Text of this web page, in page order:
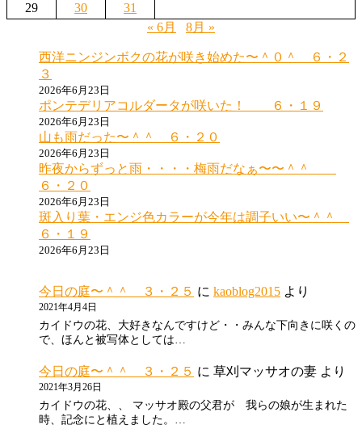
29
30
31
« 6月
8月 »
西洋ニンジンボクの花が咲き始めた〜＾０＾ ６・２
３
2026年6月23日
ポンテデリアコルダータが咲いた！ ６・１９
2026年6月23日
山も雨だった〜＾＾ ６・２０
2026年6月23日
昨夜からずっと雨・・・・梅雨だなぁ〜〜＾＾
６・２０
2026年6月23日
斑入り葉・エンジ色カラーが今年は調子いい〜＾＾
６・１９
2026年6月23日
今日の庭〜＾＾ ３・２５ に kaoblog2015 より
2021年4月4日
カイドウの花、大好きなんですけど・・みんな下向きに咲くの
で、ほんと被写体としては…
今日の庭〜＾＾ ３・２５ に 草刈マッサオの妻 より
2021年3月26日
カイドウの花、、 マッサオ殿の父君が 我らの娘が生まれた
時、記念にと植えました。…